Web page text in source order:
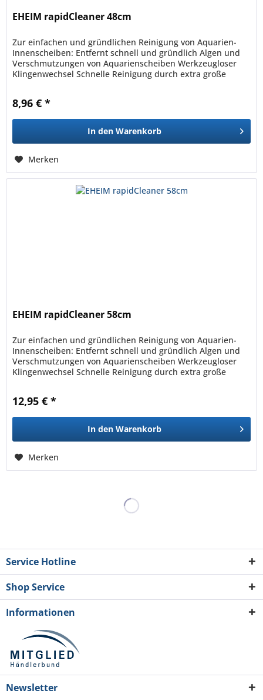
EHEIM rapidCleaner 48cm
Zur einfachen und gründlichen Reinigung von Aquarien-
Innenscheiben: Entfernt schnell und gründlich Algen und
Verschmutzungen von Aquarienscheiben Werkzeugloser
Klingenwechsel Schnelle Reinigung durch extra große
8,96 € *
In den Warenkorb
Merken
EHEIM rapidCleaner 58cm
Zur einfachen und gründlichen Reinigung von Aquarien-
Innenscheiben: Entfernt schnell und gründlich Algen und
Verschmutzungen von Aquarienscheiben Werkzeugloser
Klingenwechsel Schnelle Reinigung durch extra große
12,95 € *
In den Warenkorb
Merken
Service Hotline
Shop Service
Informationen
Newsletter